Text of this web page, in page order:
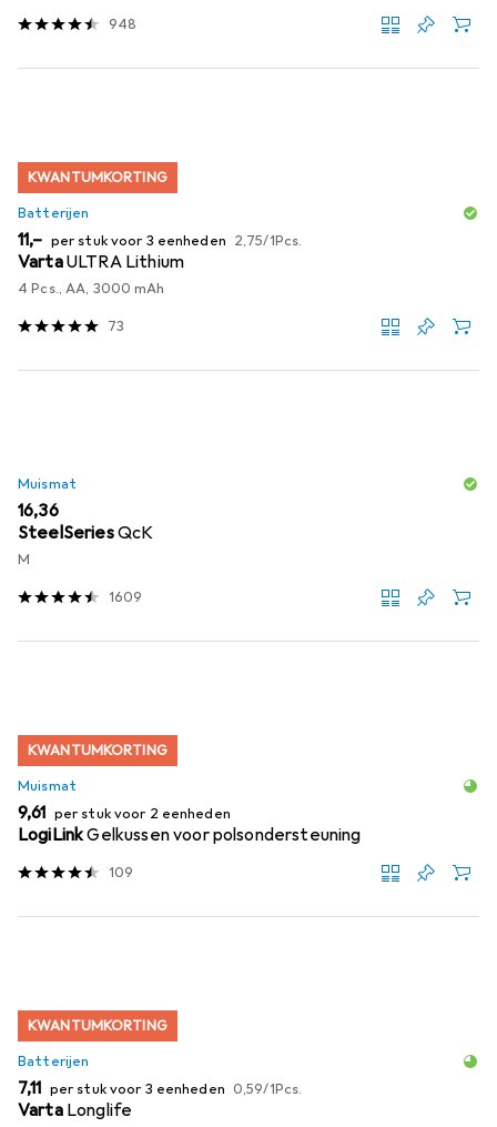
948
KWANTUMKORTING
Batterijen
EUR
11,– per stuk voor 3 eenheden EUR
2,75/1Pcs.
VartaULTRA Lithium
4 Pcs., AA, 3000 mAh
73
Muismat
EUR
16,36
SteelSeriesQcK
M
1609
KWANTUMKORTING
Muismat
EUR
9,61 per stuk voor 2 eenheden
LogiLinkGelkussen voor polsondersteuning
109
KWANTUMKORTING
Batterijen
EUR
7,11 per stuk voor 3 eenheden EUR
0,59/1Pcs.
Varta Longlife